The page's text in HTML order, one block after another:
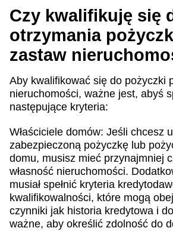
Czy kwalifikuję się
otrzymania
zastaw
Aby kwalifikować się do pożyczki
nieruchomości, ważne jest, abyś
następujące kryteria:
Właściciele domów: Jeśli chcesz
zabezpieczoną pożyczkę lub
domu, musisz mieć przynajmniej
własność nieruchomości.
musiał spełnić kryteria
kwalifikowalności, które mogą
czynniki jak historia kredytowa i
ważne, aby określić zdolność do